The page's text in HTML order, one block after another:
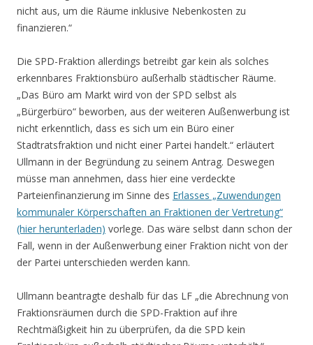
nicht aus, um die Räume inklusive Nebenkosten zu
finanzieren.“
Die SPD-Fraktion allerdings betreibt gar kein als solches
erkennbares Fraktionsbüro außerhalb städtischer Räume.
„Das Büro am Markt wird von der SPD selbst als
„Bürgerbüro“ beworben, aus der weiteren Außenwerbung ist
nicht erkenntlich, dass es sich um ein Büro einer
Stadtratsfraktion und nicht einer Partei handelt.“ erläutert
Ullmann in der Begründung zu seinem Antrag. Deswegen
müsse man annehmen, dass hier eine verdeckte
Parteienfinanzierung im Sinne des Erlasses „Zuwendungen
kommunaler Körperschaften an Fraktionen der Vertretung“
(hier herunterladen) vorlege. Das wäre selbst dann schon der
Fall, wenn in der Außenwerbung einer Fraktion nicht von der
der Partei unterschieden werden kann.
Ullmann beantragte deshalb für das LF „die Abrechnung von
Fraktionsräumen durch die SPD-Fraktion auf ihre
Rechtmäßigkeit hin zu überprüfen, da die SPD kein